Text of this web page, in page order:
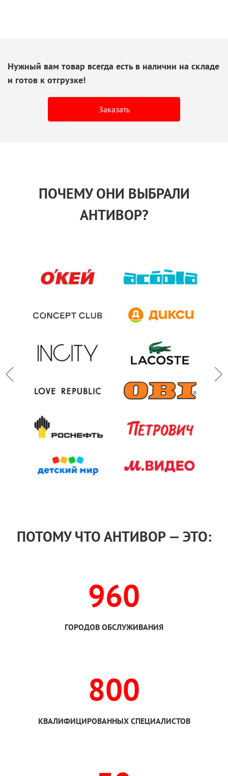
Нужный вам товар всегда есть в наличии на складе
и готов к отгрузке!
Заказать
ПОЧЕМУ ОНИ ВЫБРАЛИ
АНТИВОР?
ПОТОМУ ЧТО АНТИВОР — ЭТО:
960
ГОРОДОВ ОБСЛУЖИВАНИЯ
800
КВАЛИФИЦИРОВАННЫХ СПЕЦИАЛИСТОВ